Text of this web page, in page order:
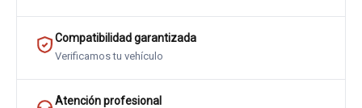
Compatibilidad garantizada
Verificamos tu vehículo
Atención profesional